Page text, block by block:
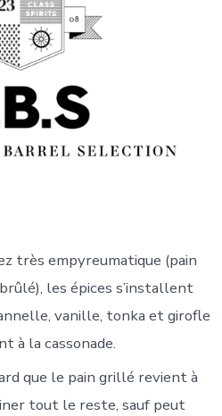
très empyreumatique (pain
les épices s’installent
vanille, tonka et girofle
à la cassonade.
que le pain grillé revient à
tout le reste, sauf peut